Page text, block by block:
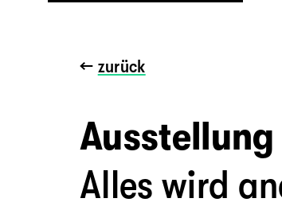
← zurück
Alles wird